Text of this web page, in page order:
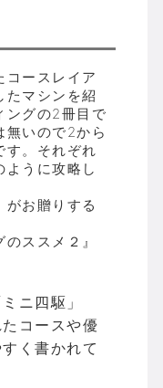
コースレイア
たマシンを紹
ングの2冊目で
無いので2から
す。それぞれ
うに攻略し
お贈りする
ススメ２』
ニ四駆」
コースや優
く書かれて